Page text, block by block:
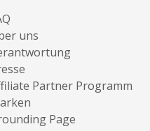
uns
Partner Programm
Page